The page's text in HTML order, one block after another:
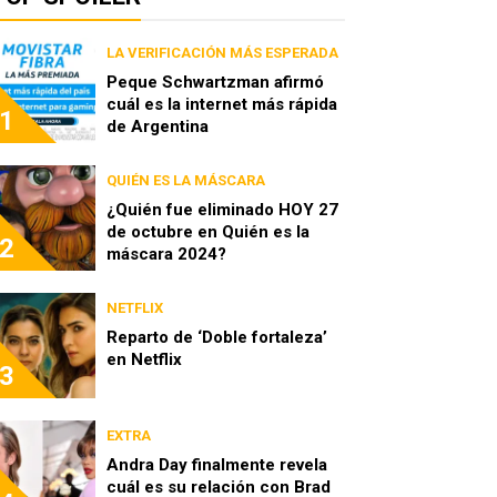
1
LA VERIFICACIÓN MÁS ESPERADA
Peque Schwartzman afirmó
cuál es la internet más rápida
de Argentina
2
QUIÉN ES LA MÁSCARA
¿Quién fue eliminado HOY 27
de octubre en Quién es la
máscara 2024?
3
NETFLIX
Reparto de ‘Doble fortaleza’
en Netflix
EXTRA
Andra Day finalmente revela
cuál es su relación con Brad